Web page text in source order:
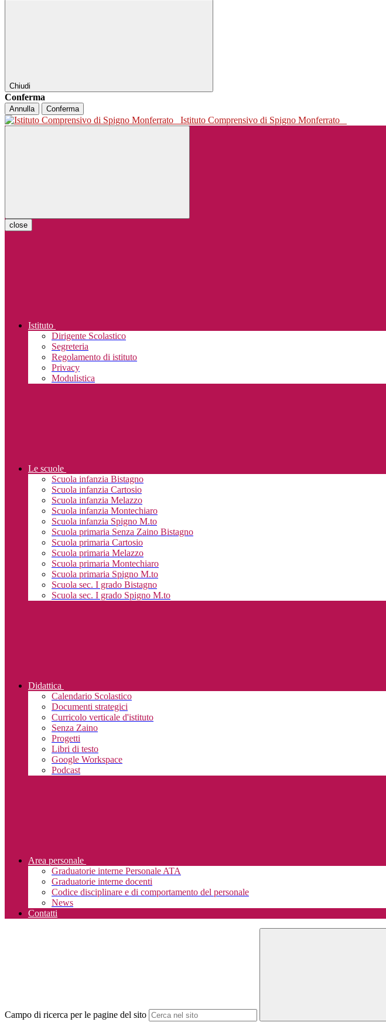
Chiudi
Conferma
Annulla Conferma
Istituto Comprensivo di Spigno Monferrato
close
Istituto
Dirigente Scolastico
Segreteria
Regolamento di istituto
Privacy
Modulistica
Le scuole
Scuola infanzia Bistagno
Scuola infanzia Cartosio
Scuola infanzia Melazzo
Scuola infanzia Montechiaro
Scuola infanzia Spigno M.to
Scuola primaria Senza Zaino Bistagno
Scuola primaria Cartosio
Scuola primaria Melazzo
Scuola primaria Montechiaro
Scuola primaria Spigno M.to
Scuola sec. I grado Bistagno
Scuola sec. I grado Spigno M.to
Didattica
Calendario Scolastico
Documenti strategici
Curricolo verticale d'istituto
Senza Zaino
Progetti
Libri di testo
Google Workspace
Podcast
Area personale
Graduatorie interne Personale ATA
Graduatorie interne docenti
Codice disciplinare e di comportamento del personale
News
Contatti
Campo di ricerca per le pagine del sito